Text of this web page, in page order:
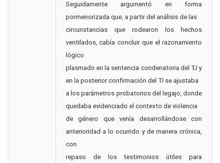
Seguidamente argumentó en forma
pormenorizada que, a partir del análisis de las
circunstancias que rodearon los hechos
ventilados, cabía concluir que el razonamiento
lógico
plasmado en la sentencia condenatoria del TJ y
en la posterior confirmación del TI se ajustaba
a los parámetros probatorios del legajo, donde
quedaba evidenciado el contexto de violencia
de género que venía desarrollándose con
anterioridad a lo ocurrido y de manera crónica,
con
repaso de los testimonios útiles para